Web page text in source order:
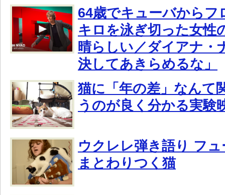
64歳でキューバからフ
キロを泳ぎ切った女性
晴らしい／ダイアナ・
決してあきらめるな」
猫に「年の差」なんて
うのが良く分かる実験
ウクレレ弾き語り フ
まとわりつく猫